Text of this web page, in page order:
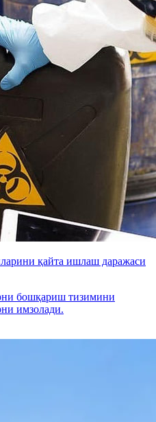
қайта ишлаш даражаси
бошқариш тизимини
имзолади.